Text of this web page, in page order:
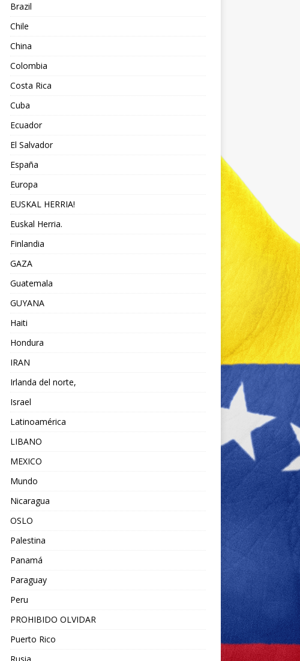
Brazil
Chile
China
Colombia
Costa Rica
Cuba
Ecuador
El Salvador
España
Europa
EUSKAL HERRIA!
Euskal Herria.
Finlandia
GAZA
Guatemala
GUYANA
Haiti
Hondura
IRAN
Irlanda del norte,
Israel
Latinoamérica
LIBANO
MEXICO
Mundo
Nicaragua
OSLO
Palestina
Panamá
Paraguay
Peru
PROHIBIDO OLVIDAR
Puerto Rico